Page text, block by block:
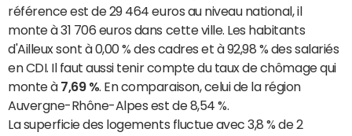
référence est de 29 464 euros au niveau national, il
monte à 31 706 euros dans cette ville. Les habitants
d'Ailleux sont à 0,00 % des cadres et à 92,98 % des salariés
en CDI. Il faut aussi tenir compte du taux de chômage qui
monte à 7,69 %. En comparaison, celui de la région
Auvergne-Rhône-Alpes est de 8,54 %.
La superficie des logements fluctue avec 3,8 % de 2